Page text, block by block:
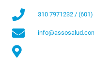
310 7971232 /